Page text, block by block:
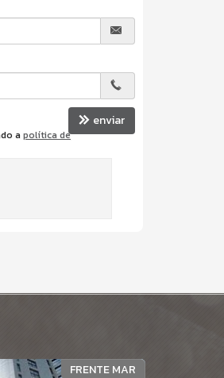
apolítica de
enviar
FRENTE MAR